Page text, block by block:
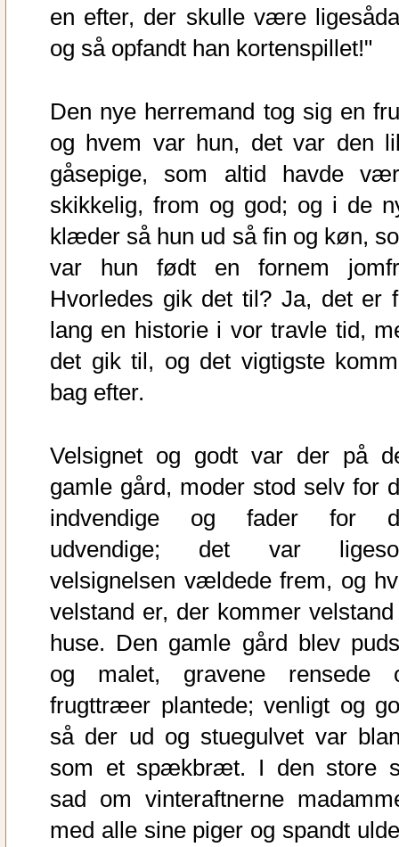
en efter, der skulle være
og så opfandt han kortenspillet!"
Den nye herremand tog sig en
og hvem var hun, det var den
gåsepige, som altid havde
skikkelig, from og god; og i de
klæder så hun ud så fin og køn,
var hun født en fornem
Hvorledes gik det til? Ja, det er
lang en historie i vor travle tid,
det gik til, og det vigtigste
bag efter.
Velsignet og godt var der på
gamle gård, moder stod selv for
indvendige og fader for
udvendige; det var
velsignelsen vældede frem, og
velstand er, der kommer
huse. Den gamle gård blev
og malet, gravene rensede
frugttræer plantede; venligt og
så der ud og stuegulvet var
som et spækbræt. I den store
sad om vinteraftnerne
med alle sine piger og spandt